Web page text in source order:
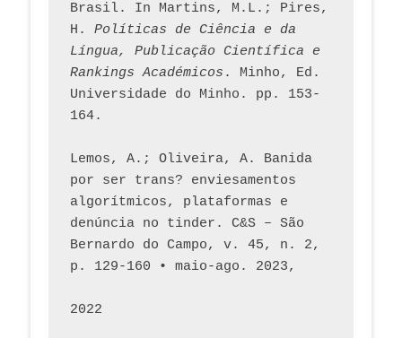
Brasil. In Martins, M.L.; Pires,
H. Políticas de Ciência e da
Língua, Publicação Científica e
Rankings Académicos . Minho, Ed.
Universidade do Minho. pp. 153-
164.
Lemos, A.; Oliveira, A. Banida
por ser trans? enviesamentos
algorítmicos, plataformas e
denúncia no tinder. C&S – São
Bernardo do Campo, v. 45, n. 2,
p. 129-160 • maio-ago. 2023,
2022